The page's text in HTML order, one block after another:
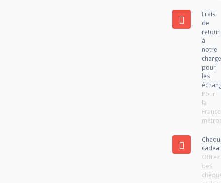
Frais
de
retour
à
notre
charge
pour
les
Pour
la
France
Offrez
des